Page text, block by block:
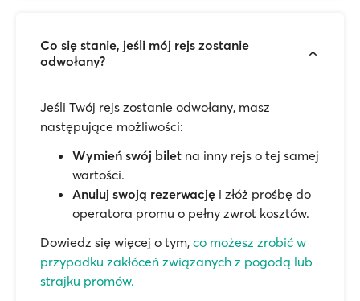
Co się stanie, jeśli mój rejs zostanie
odwołany?
Jeśli Twój rejs zostanie odwołany, masz
następujące możliwości:
Wymień swój bilet na inny rejs o tej samej
wartości.
Anuluj swoją rezerwację i złóż prośbę do
operatora promu o pełny zwrot kosztów.
Dowiedz się więcej o tym, co możesz zrobić w
przypadku zakłóceń związanych z pogodą lub
strajku promów.